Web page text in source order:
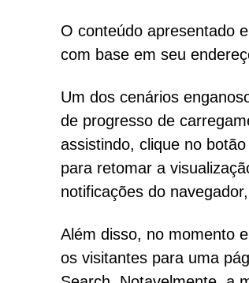
O conteúdo apresentado
com base em seu
Um dos cenários
de progresso de
assistindo, clique no
para retomar a
notificações do
Além disso, no momento
os visitantes para uma